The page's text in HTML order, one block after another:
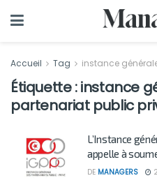
Accueil Tag instance
Étiquette :instance
partenariat public
L’Instance
appelle à
DE MANAGERS